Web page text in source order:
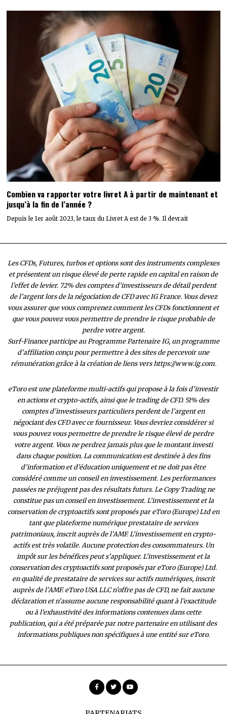
Combien va rapporter votre livret A à partir de maintenant et
jusqu’à la fin de l’année ?
Depuis le 1er août 2023, le taux du Livret A est de 3 %. Il devrait
Les CFDs, Futures, turbos et options sont des instruments complexes
et présentent un risque élevé de perte rapide en capital en raison de
l’effet de levier. 72% des comptes d’investisseurs de détail perdent
de l’argent lors de la négociation de CFD avec IG France. Vous devez
vous assurer que vous comprenez comment les CFDs fonctionnent et
que vous pouvez vous permettre de prendre le risque probable de
perdre votre argent.
Surf-Finance participe au Programme Partenaire IG, un programme
d’affiliation conçu pour permettre à des sites de percevoir une
rémunération grâce à la création de liens vers https://www.ig.com.
eToro est une plateforme multi-actifs qui propose à la fois d’investir
en actions et crypto-actifs, ainsi que le trading de CFD. 51% des
comptes d’investisseurs particuliers perdent de l’argent en
négociant des CFD avec ce fournisseur. Vous devriez considérer si
vous pouvez vous permettre de prendre le risque élevé de perdre
votre argent. Vous ne perdrez jamais plus que le montant investi
dans chaque position. La communication est destinée à des fins
d’information et d’éducation uniquement et ne doit pas être
considéré comme un conseil en investissement. Les performances
passées ne préjugent pas des résultats futurs. Le Copy Trading ne
constitue pas un conseil en investissement. L’investissement et la
conservation de cryptoactifs sont proposés par eToro (Europe) Ltd en
tant que plateforme numérique prestataire de services
patrimoniaux, inscrit auprès de l’AMF. L’investissement en crypto-
actifs est très volatile. Aucune protection des consommateurs. Un
impôt sur les bénéfices peut s’appliquer. L’investissement et la
conservation des cryptoactifs sont proposés par eToro (Europe) Ltd.
en qualité de prestataire de services sur actifs numériques, inscrit
auprès de l’AMF. eToro USA LLC n’offre pas de CFD, ne fait aucune
déclaration et n’assume aucune responsabilité quant à l’exactitude
ou à l’exhaustivité des informations contenues dans cette
publication, qui a été préparée par notre partenaire en utilisant des
informations publiques non spécifiques à une entité sur eToro.